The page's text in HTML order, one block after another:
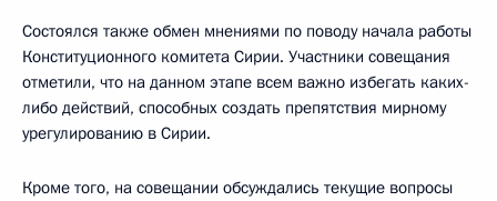
Состоялся также обмен мнениями по поводу начала работы
Конституционного комитета Сирии. Участники совещания
отметили, что на данном этапе всем важно избегать каких-
либо действий, способных создать препятствия мирному
урегулированию в Сирии.
Кроме того, на совещании обсуждались текущие вопросы